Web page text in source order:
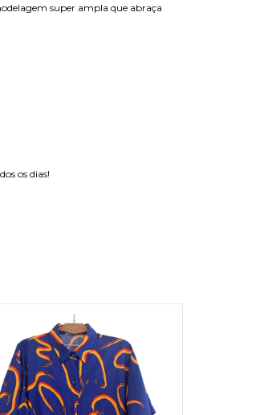
super ampla que abraça
os dias!